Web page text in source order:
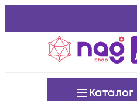
Каталог